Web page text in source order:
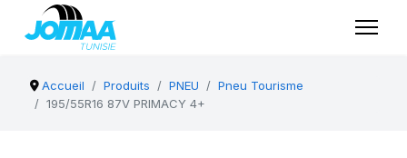
Accueil Produits PNEU
Pneu Tourisme
195/55R16 87V PRIMACY 4+